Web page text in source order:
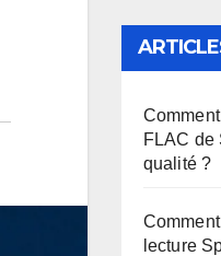
FLAC de
qualité ?
lecture